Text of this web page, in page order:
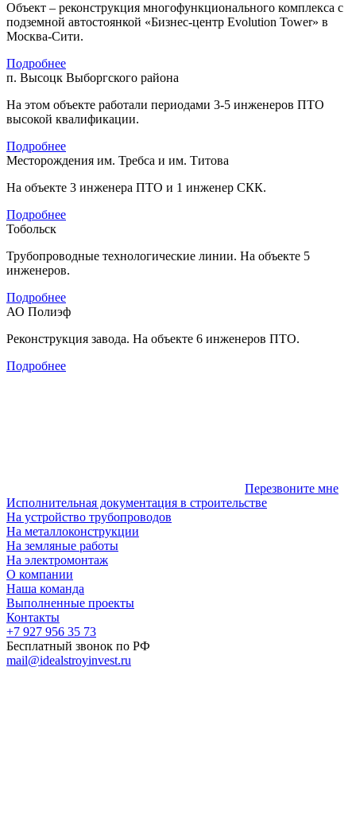
Объект – реконструкция многофункционального комплекса с
подземной автостоянкой «Бизнес-центр Evolution Tower» в
Москва-Сити.
Подробнее
п. Высоцк Выборгского района
На этом объекте работали периодами 3-5 инженеров ПТО
высокой квалификации.
Подробнее
Месторождения им. Требса и им. Титова
На объекте 3 инженера ПТО и 1 инженер СКК.
Подробнее
Тобольск
Трубопроводные технологические линии. На объекте 5
инженеров.
Подробнее
АО Полиэф
Реконструкция завода. На объекте 6 инженеров ПТО.
Подробнее
Перезвоните мне
Исполнительная документация в строительстве
На устройство трубопроводов
На металлоконструкции
На земляные работы
На электромонтаж
О компании
Наша команда
Выполненные проекты
Контакты
+7 927 956 35 73
Бесплатный звонок по РФ
mail@idealstroyinvest.ru